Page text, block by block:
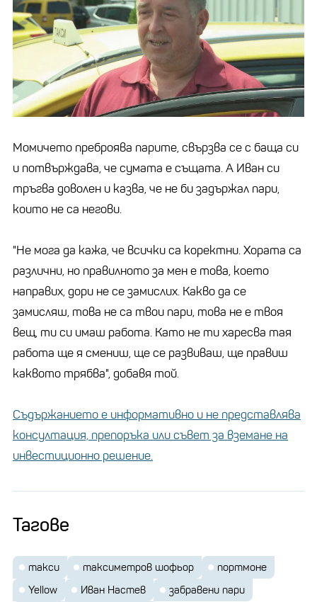
Момичето преброява парите, свързва се с баща си
и потвърждава, че сумата е същата. А Иван си
тръгва доволен и казва, че не би задържал пари,
които не са негови.
"Не мога да кажа, че всички са коректни. Хората са
различни, но правилното за мен е това, което
направих, дори не се замислих. Какво да се
замисляш, това не са твои пари, това не е твоя
вещ, ти си имаш работа. Като не ти харесва тая
работа ще я смениш, ще се развиваш, ще правиш
каквото трябва", добавя той.
Съдържанието е информативно и не представлява
консултация, препоръка или съвет за вземане на
инвестиционно решение.
Тагове
такси таксиметров шофьор
портмоне
Yellow
Иван Настев
забравени пари